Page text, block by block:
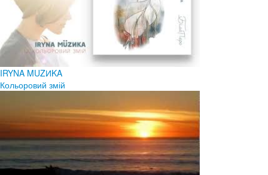
IRYNA MUZИKA
Кольоровий змій